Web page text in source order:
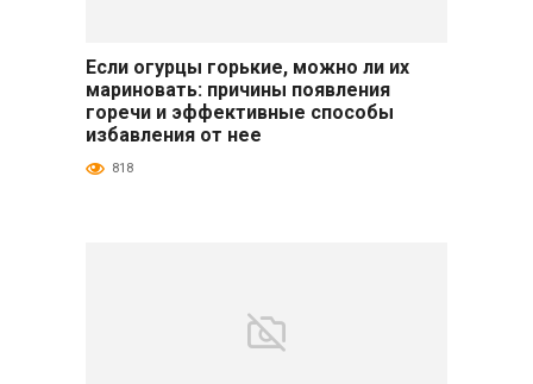
Если огурцы горькие, можно ли их
мариновать: причины появления
горечи и эффективные способы
избавления от нее
818